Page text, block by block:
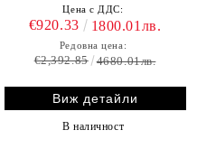
Цена с ДДС:
€920.33 1800.01лв.
Редовна цена:
€2,392.85 4680.01лв.
Виж детайли
В наличност